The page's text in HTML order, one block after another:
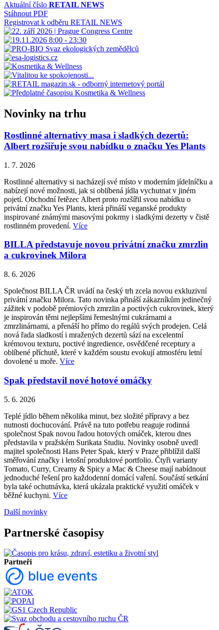
Aktuální číslo RETAIL NEWS
Stáhnout PDF
Registrovat k odběru RETAIL NEWS
Novinky na trhu
Rostlinné alternativy masa i sladkých dezertů:
Albert rozšiřuje svou nabídku o značku Yes Plants
1. 7. 2026
Rostlinné alternativy si nacházejí své místo v moderním jídelníčku a
nabízejí nové možnosti, jak si oblíbená jídla vychutnat v jiném
pojetí. Obchodní řetězec Albert proto rozšířil svou nabídku o
privátní značku Yes Plants, která přináší veganské produkty
inspirované známými masovými pokrmy i sladkými dezerty v čistě
rostlinném provedení. Více
BILLA představuje novou privátní značku zmrzlin
a cukrovinek Milora
8. 6. 2026
Společnost BILLA ČR uvádí na český trh zcela novou exkluzivní
privátní značku Milora. Tato novinka přináší zákazníkům jedinečný
zážitek v podobě prémiových zmrzlin a poctivých cukrovinek, který
je inspirován těmi nejlepšími řemeslnými cukrárnami a
zmrzlinárnami, a přenáší ho přímo do regálů svých prodejen. Celá
nová řada sladkostí i mražených dezertů sází na excelentní
krémovou texturu, poctivé ingredience, osvědčené receptury a
oblíbené příchutě, které v každém soustu evokují atmosféru letní
dovolené u moře. Více
Spak představil nové hotové omáčky
5. 6. 2026
Teplé jídlo během několika minut, bez složité přípravy a bez
nutnosti dochucování. Právě na tuto potřebu reaguje rodinná
společnost Spak novou řadou hotových omáček, kterou dnes
představila v pražském Surikata Studiu. Novinky osobně uvedl
majitel společnosti Hans Peter Spak, který v Praze přiblížil další
směřování značky i letošní produktové portfolio. Čtyři varianty
Tomato, Curry, Creamy & Spicy a Mac & Cheese mají nabídnout
jednoduché řešení pro každodenní domácí vaření. Součástí setkání
byla také ochutnávka, která ukázala praktické využití omáček v
běžné kuchyni. Více
Další novinky
Partnerské časopisy
Partneři